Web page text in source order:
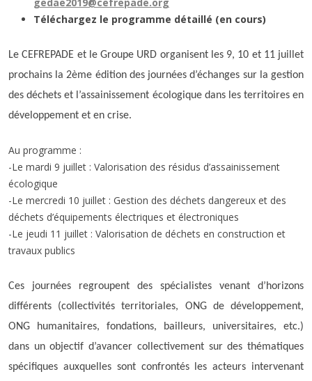
Téléchargez le programme détaillé (en cours)
Le CEFREPADE et le Groupe URD organisent les 9, 10 et 11 juillet
prochains la 2ème édition des journées d’échanges sur la gestion
des déchets et l’assainissement écologique dans les territoires en
développement et en crise.
Au programme :
-Le mardi 9 juillet : Valorisation des résidus d’assainissement
écologique
-Le mercredi 10 juillet : Gestion des déchets dangereux et des
déchets d’équipements électriques et électroniques
-Le jeudi 11 juillet : Valorisation de déchets en construction et
travaux publics
Ces journées regroupent des spécialistes venant d’horizons
différents (collectivités territoriales, ONG de développement,
ONG humanitaires, fondations, bailleurs, universitaires, etc.)
dans un objectif d’avancer collectivement sur des thématiques
spécifiques auxquelles sont confrontés les acteurs intervenant